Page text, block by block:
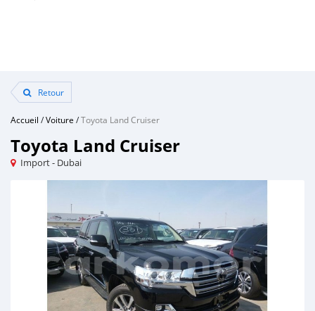
Retour
Accueil /Voiture /Toyota Land Cruiser
Toyota Land Cruiser
Import - Dubai